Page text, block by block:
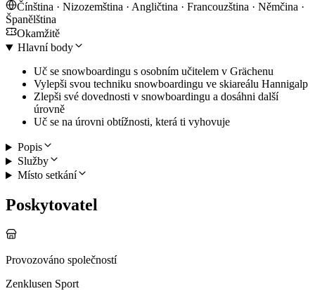
Čínština · Nizozemština · Angličtina · Francouzština · Němčina ·
Španělština
Okamžitě
Hlavní body
Uč se snowboardingu s osobním učitelem v Grächenu
Vylepši svou techniku snowboardingu ve skiareálu Hannigalp
Zlepši své dovednosti v snowboardingu a dosáhni další
úrovně
Uč se na úrovni obtížnosti, která ti vyhovuje
Popis
Služby
Místo setkání
Poskytovatel
Provozováno společností
Zenklusen Sport